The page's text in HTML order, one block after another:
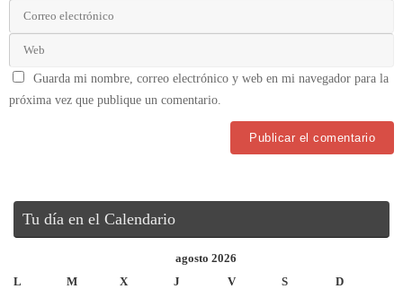
Guarda mi nombre, correo electrónico y web en mi navegador para la
próxima vez que publique un comentario.
Tu día en el Calendario
agosto 2026
L
M X J V S D